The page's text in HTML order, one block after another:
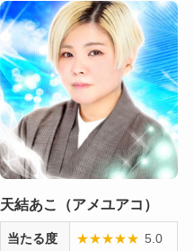
天結あこ（アメユアコ）
当たる度 ★★★★★ 5.0